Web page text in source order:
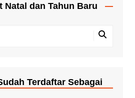
Natal dan Tahun Baru
Terdaftar Sebagai